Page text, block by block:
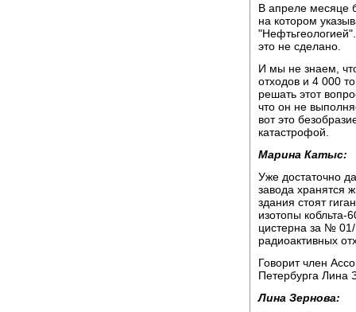
В апреле месяце
на котором
это не сделано.
И мы не знаем,
отходов и 4 000
решать этот
что он не
вот это
катастрофой.
Марина Катыс:
Уже достаточно
завода хранятся
здания стоят
изотопы кобльта-
цистерна за № 01/
радиоактивных
Говорит член
Петербурга Лина
Лина Зернова: